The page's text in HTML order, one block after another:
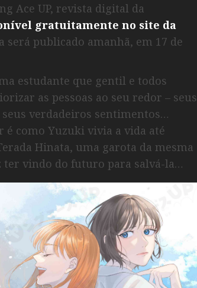
Ace UP, revista digital da
gratuitamente no site da
será publicado amanhã, em 17 de
estudante que gentil e todos
as pessoas ao seu redor – seus
seus verdadeiros sentimentos…
como Yuzuki vivia a vida até
Hinata, uma garota da mesma
ter vindo do futuro para salvá-la…